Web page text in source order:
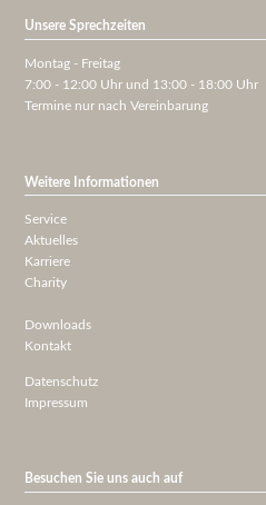
Unsere Sprechzeiten
Montag - Freitag
7:00 - 12:00 Uhr und 13:00 - 18:00 Uhr
Termine nur nach Vereinbarung
Weitere Informationen
Service
Aktuelles
Karriere
Charity
Downloads
Kontakt
Datenschutz
Impressum
Besuchen Sie uns auch auf